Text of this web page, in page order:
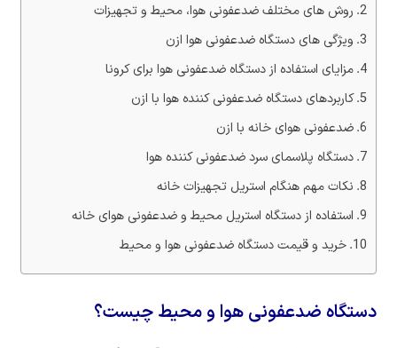
روش های مختلف ضدعفونی هوا، محیط و تجهیزات
ویژگی های دستگاه ضدعفونی هوا ازن
مزایای استفاده از دستگاه ضدعفونی هوا برای کرونا
کاربردهای دستگاه ضدعفونی کننده هوا با ازن
ضدعفونی هوای خانه با ازن
دستگاه پلاسمای سرد ضدعفونی کننده هوا
نکات مهم هنگام استریل تجهیزات خانه
استفاده از دستگاه استریل محیط و ضدعفونی هوای خانه
خرید و قیمت دستگاه ضدعفونی هوا و محیط
دستگاه ضدعفونی هوا و محیط چیست؟